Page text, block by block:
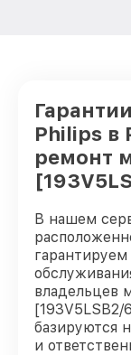
Philips в
ремонт
В нашем
владельцев
[193V5LSB2/
базируются
и